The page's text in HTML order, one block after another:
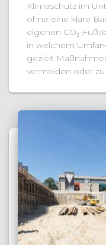
Klimaschutz im
ohne eine klare
eigenen CO₂-
in welchem
gezielt
vermeiden oder